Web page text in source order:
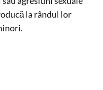
la rândul lor